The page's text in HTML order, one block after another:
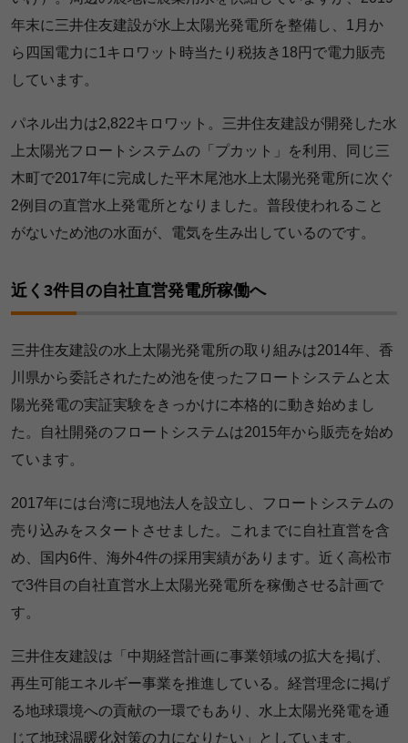
年末に三井住友建設が水上太陽光発電所を整備し、1月か
ら四国電力に1キロワット時当たり税抜き18円で電力販売
しています。
パネル出力は2,822キロワット。三井住友建設が開発した水
上太陽光フロートシステムの「プカット」を利用、同じ三
木町で2017年に完成した平木尾池水上太陽光発電所に次ぐ
2例目の直営水上発電所となりました。普段使われること
がないため池の水面が、電気を生み出しているのです。
近く3件目の自社直営発電所稼働へ
三井住友建設の水上太陽光発電所の取り組みは2014年、香
川県から委託されたため池を使ったフロートシステムと太
陽光発電の実証実験をきっかけに本格的に動き始めまし
た。自社開発のフロートシステムは2015年から販売を始め
ています。
2017年には台湾に現地法人を設立し、フロートシステムの
売り込みをスタートさせました。これまでに自社直営を含
め、国内6件、海外4件の採用実績があります。近く高松市
で3件目の自社直営水上太陽光発電所を稼働させる計画で
す。
三井住友建設は「中期経営計画に事業領域の拡大を掲げ、
再生可能エネルギー事業を推進している。経営理念に掲げ
る地球環境への貢献の一環でもあり、水上太陽光発電を通
じて地球温暖化対策の力になりたい」としています。